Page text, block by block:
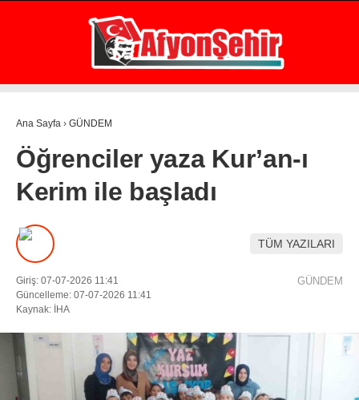
WhatsApp İhbar Hattı
31.7 °
AFYON
GÜNDEM
EKONOMİ
ASAYİŞ
POLİTİKA
SPOR
SAĞLIK
İLÇE
DIĞER
Ana Sayfa › GÜNDEM
Öğrenciler yaza Kur’an-ı
Kerim ile başladı
TÜM YAZILARI
Giriş: 07-07-2026 11:41
Güncelleme: 07-07-2026 11:41
Kaynak: İHA
GÜNDEM